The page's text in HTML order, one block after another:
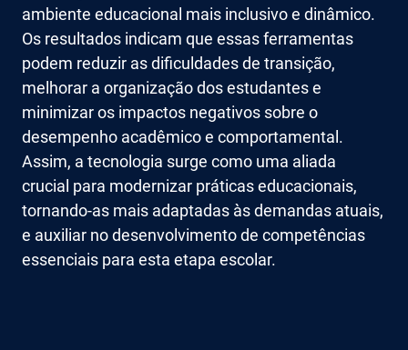
ambiente educacional mais inclusivo e dinâmico.
Os resultados indicam que essas ferramentas
podem reduzir as dificuldades de transição,
melhorar a organização dos estudantes e
minimizar os impactos negativos sobre o
desempenho acadêmico e comportamental.
Assim, a tecnologia surge como uma aliada
crucial para modernizar práticas educacionais,
tornando-as mais adaptadas às demandas atuais,
e auxiliar no desenvolvimento de competências
essenciais para esta etapa escolar.